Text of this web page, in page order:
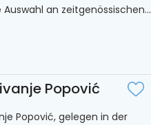
an zeitgenössischen...
Popović
Popović, gelegen in der